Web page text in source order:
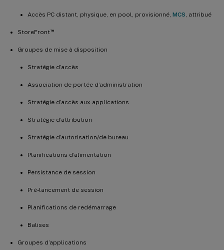
Accès PC distant, physique, en pool, provisionné, MCS, attribué
StoreFront™
Groupes de mise à disposition
Stratégie d’accès
Association de portée d’administration
Stratégie d’accès aux applications
Stratégie d’attribution
Stratégie d’autorisation/de bureau
Planifications d’alimentation
Persistance de session
Pré-lancement de session
Planifications de redémarrage
Balises
Groupes d’applications